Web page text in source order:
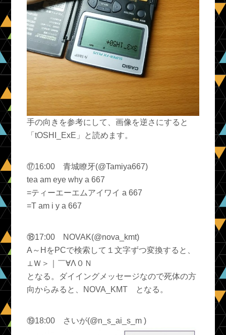
手の向きを参考にして、画像を逆さにすると
「tOSHI_ExE」と読めます。
⑰16:00 青城瞭牙(@Tamiya667)
tea am eye why a 667
=ティーエーエムアイワイ a 667
=T am i y a 667
⑱17:00 NOVAK(@nova_kmt)
A～HをPCで検索して１文字ずつ変換すると、
⊥Ｗ＞｜￣∀Λ０Ｎ
となる。ダイイングメッセージなので死体の方
向からみると、NOVA_KMT となる。
⑲18:00 さいが(@n_s_ai_s_m )